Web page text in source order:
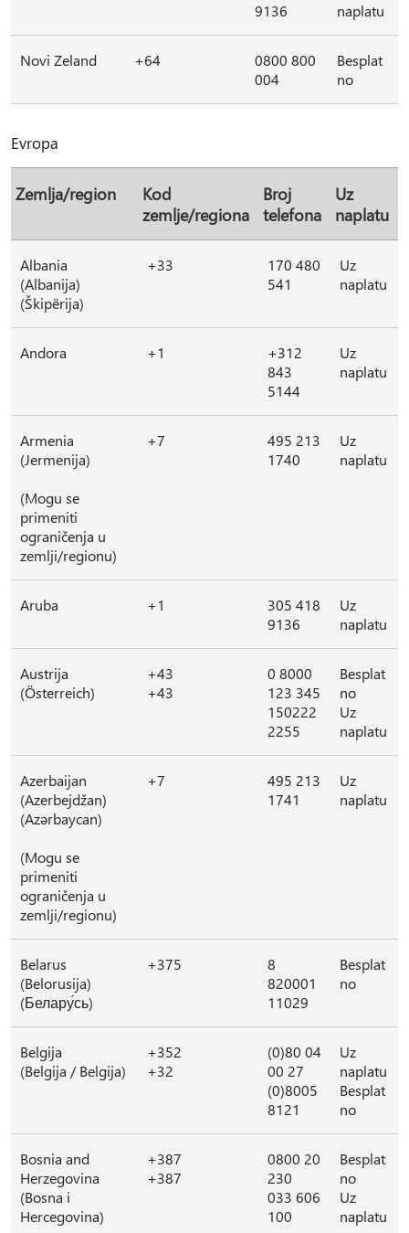
9136
naplatu
Novi Zeland +64
0800 800
004
Besplat
no
Evropa
Zemlja/region
Kod
zemlje/regiona
Broj
telefona
Uz
naplatu
Albania
(Albanija)
(Škipërija)
+33
170 480
541
Uz
naplatu
Andora +1
+312
843
5144
Uz
naplatu
Armenia
(Jermenija)
(Mogu se
primeniti
ograničenja u
zemlji/regionu)
+7
495 213
1740
Uz
naplatu
Aruba +1
305 418
9136
Uz
naplatu
Austrija
(Österreich)
+43
+43
0 8000
123 345
150222
2255
Besplat
no
Uz
naplatu
Azerbaijan
(Azerbejdžan)
(Azərbaycan)
(Mogu se
primeniti
ograničenja u
zemlji/regionu)
+7
495 213
1741
Uz
naplatu
Belarus
(Belorusija)
(Белару́сь)
+375
8
820001
11029
Besplat
no
Belgija
(Belgija / Belgija)
+352
+32
(0)80 04
00 27
(0)8005
8121
Uz
naplatu
Besplat
no
Bosnia and
Herzegovina
(Bosna i
Hercegovina)
+387
+387
0800 20
230
033 606
100
Besplat
no
Uz
naplatu